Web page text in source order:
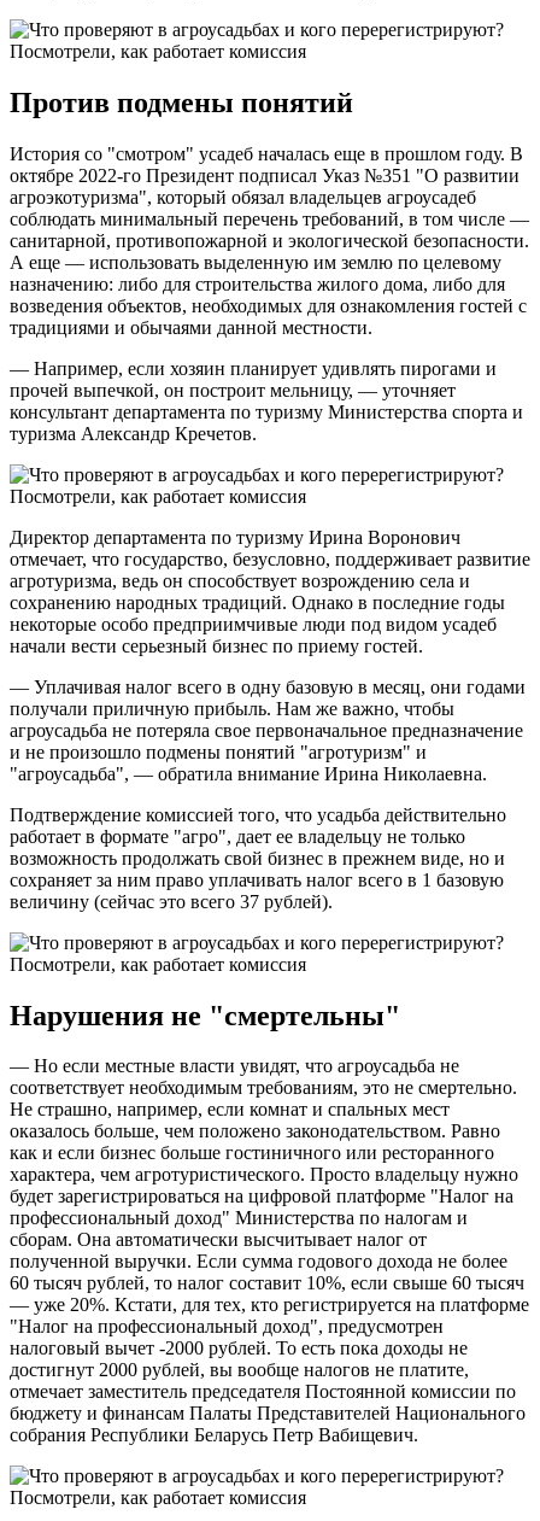
Против подмены понятий
История со "смотром" усадеб началась еще в прошлом году. В
октябре 2022-го Президент подписал Указ №351 "О развитии
агроэкотуризма", который обязал владельцев агроусадеб
соблюдать минимальный перечень требований, в том числе —
санитарной, противопожарной и экологической безопасности.
А еще — использовать выделенную им землю по целевому
назначению: либо для строительства жилого дома, либо для
возведения объектов, необходимых для ознакомления гостей с
традициями и обычаями данной местности.
— Например, если хозяин планирует удивлять пирогами и
прочей выпечкой, он построит мельницу, — уточняет
консультант департамента по туризму Министерства спорта и
туризма Александр Кречетов.
Директор департамента по туризму Ирина Воронович
отмечает, что государство, безусловно, поддерживает развитие
агротуризма, ведь он способствует возрождению села и
сохранению народных традиций. Однако в последние годы
некоторые особо предприимчивые люди под видом усадеб
начали вести серьезный бизнес по приему гостей.
— Уплачивая налог всего в одну базовую в месяц, они годами
получали приличную прибыль. Нам же важно, чтобы
агроусадьба не потеряла свое первоначальное предназначение
и не произошло подмены понятий "агротуризм" и
"агроусадьба", — обратила внимание Ирина Николаевна.
Подтверждение комиссией того, что усадьба действительно
работает в формате "агро", дает ее владельцу не только
возможность продолжать свой бизнес в прежнем виде, но и
сохраняет за ним право уплачивать налог всего в 1 базовую
величину (сейчас это всего 37 рублей).
Нарушения не "смертельны"
— Но если местные власти увидят, что агроусадьба не
соответствует необходимым требованиям, это не смертельно.
Не страшно, например, если комнат и спальных мест
оказалось больше, чем положено законодательством. Равно
как и если бизнес больше гостиничного или ресторанного
характера, чем агротуристического. Просто владельцу нужно
будет зарегистрироваться на цифровой платформе "Налог на
профессиональный доход" Министерства по налогам и
сборам. Она автоматически высчитывает налог от
полученной выручки. Если сумма годового дохода не более
60 тысяч рублей, то налог составит 10%, если свыше 60 тысяч
— уже 20%. Кстати, для тех, кто регистрируется на платформе
"Налог на профессиональный доход", предусмотрен
налоговый вычет -2000 рублей. То есть пока доходы не
достигнут 2000 рублей, вы вообще налогов не платите,
отмечает заместитель председателя Постоянной комиссии по
бюджету и финансам Палаты Представителей Национального
собрания Республики Беларусь Петр Вабищевич.